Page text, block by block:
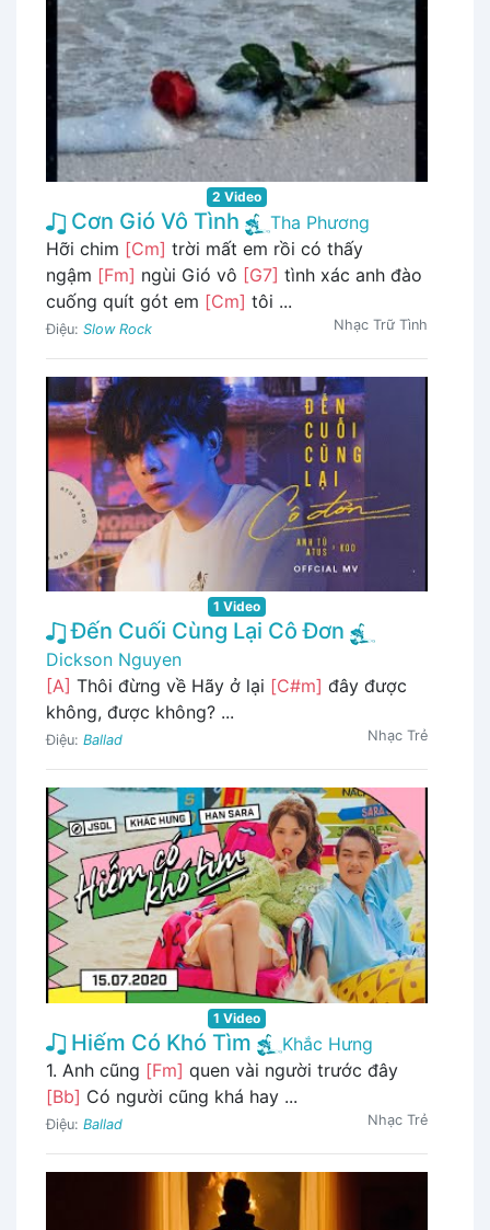
2 Video
Cơn Gió Vô Tình
Tha Phương
Hỡi chim [Cm] trời mất em rồi có thấy
ngậm [Fm] ngùi Gió vô [G7] tình xác anh đào
cuống quít gót em [Cm] tôi ...
Điệu: Slow Rock Nhạc Trữ Tình
1 Video
Đến Cuối Cùng Lại Cô Đơn
Dickson Nguyen
[A] Thôi đừng về Hãy ở lại [C#m] đây được
không, được không? ...
Điệu: Ballad Nhạc Trẻ
1 Video
Hiếm Có Khó Tìm
Khắc Hưng
1. Anh cũng [Fm] quen vài người trước đây
[Bb] Có người cũng khá hay ...
Điệu: Ballad Nhạc Trẻ